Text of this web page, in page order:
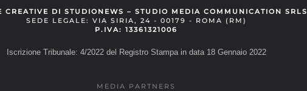
CREATIVE DI STUDIONEWS – STUDIO MEDIA COMMUNICATION SRLS
SEDE LEGALE: VIA SIRIA, 24 - 00179 - ROMA (RM)
P.IVA: 13361321006
Iscrizione Tribunale: 4/2022 del Registro Stampa in data 18 Gennaio 2022
MEDIA PARTNERS